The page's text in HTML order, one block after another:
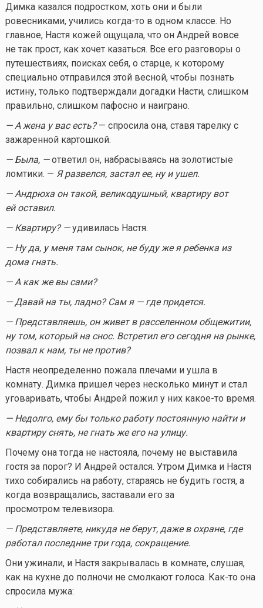
Димка казался подростком, хоть они и были
ровесниками, учились когда-то в одном классе. Но
главное, Настя кожей ощущала, что он Андрей вовсе
не так прост, как хочет казаться. Все его разговоры о
путешествиях, поисках себя, о старце, к которому
специально отправился этой весной, чтобы познать
истину, только подтверждали догадки Насти, слишком
правильно, слишком пафосно и наиграно.
— А жена у вас есть?— спросила она, ставя тарелку с
зажаренной картошкой.
— Была, —ответил он, набрасываясь на золотистые
ломтики. — Я развелся, застал ее, ну и ушел.
— Андрюха он такой, великодушный, квартиру вот
ей оставил.
— Квартиру? —удивилась Настя.
— Ну да, у меня там сынок, не буду же я ребенка из
дома гнать.
— А как же вы сами?
— Давай на ты, ладно? Сам я — где придется.
— Представляешь, он живет в расселенном общежитии,
ну том, который на снос. Встретил его сегодня на рынке,
позвал к нам, ты не против?
Настя неопределенно пожала плечами и ушла в
комнату. Димка пришел через несколько минут и стал
уговаривать, чтобы Андрей пожил у них какое-то время.
— Недолго, ему бы только работу постоянную найти и
квартиру снять, не гнать же его на улицу.
Почему она тогда не настояла, почему не выставила
гостя за порог? И Андрей остался. Утром Димка и Настя
тихо собирались на работу, стараясь не будить гостя, а
когда возвращались, заставали его за
просмотром телевизора.
— Представляете, никуда не берут, даже в охране, где
работал последние три года, сокращение.
Они ужинали, и Настя закрывалась в комнате, слушая,
как на кухне до полночи не смолкают голоса. Как-то она
спросила мужа: